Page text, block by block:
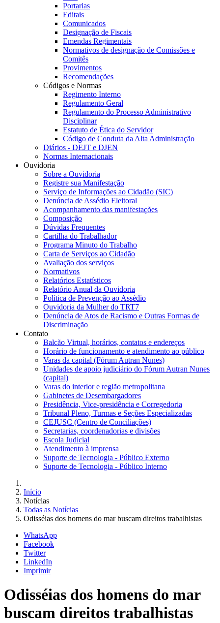
Portarias
Editais
Comunicados
Designação de Fiscais
Emendas Regimentais
Normativos de designação de Comissões e
Comitês
Provimentos
Recomendações
Códigos e Normas
Regimento Interno
Regulamento Geral
Regulamento do Processo Administrativo
Disciplinar
Estatuto de Ética do Servidor
Código de Conduta da Alta Administração
Diários - DEJT e DJEN
Normas Internacionais
Ouvidoria
Sobre a Ouvidoria
Registre sua Manifestação
Serviço de Informações ao Cidadão (SIC)
Denúncia de Assédio Eleitoral
Acompanhamento das manifestações
Composição
Dúvidas Frequentes
Cartilha do Trabalhador
Programa Minuto do Trabalho
Carta de Serviços ao Cidadão
Avaliação dos serviços
Normativos
Relatórios Estatísticos
Relatório Anual da Ouvidoria
Política de Prevenção ao Assédio
Ouvidoria da Mulher do TRT7
Denúncia de Atos de Racismo e Outras Formas de
Discriminação
Contato
Balcão Virtual, horários, contatos e endereços
Horário de funcionamento e atendimento ao público
Varas da capital (Fórum Autran Nunes)
Unidades de apoio judiciário do Fórum Autran Nunes
(capital)
Varas do interior e região metropolitana
Gabinetes de Desembargadores
Presidência, Vice-presidência e Corregedoria
Tribunal Pleno, Turmas e Seções Especializadas
CEJUSC (Centro de Conciliações)
Secretarias, coordenadorias e divisões
Escola Judicial
Atendimento à imprensa
Suporte de Tecnologia - Público Externo
Suporte de Tecnologia - Público Interno
Início
Notícias
Todas as Notícias
Odisséias dos homens do mar buscam direitos trabalhistas
WhatsApp
Facebook
Twitter
LinkedIn
Imprimir
Odisséias dos homens do mar
buscam direitos trabalhistas